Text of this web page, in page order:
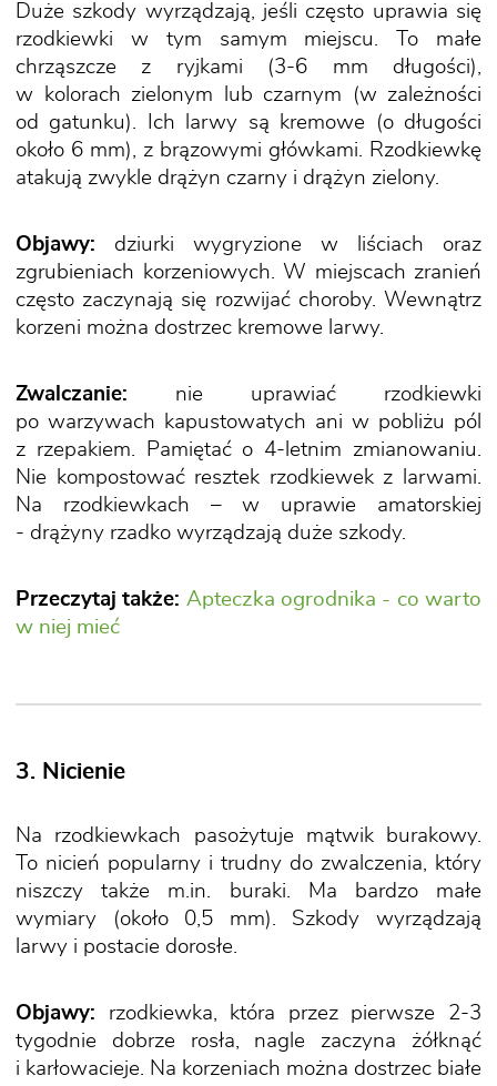
Duże szkody wyrządzają, jeśli często uprawia się
rzodkiewki w tym samym miejscu. To małe
chrząszcze z ryjkami (3-6 mm długości),
w kolorach zielonym lub czarnym (w zależności
od gatunku). Ich larwy są kremowe (o długości
około 6 mm), z brązowymi główkami. Rzodkiewkę
atakują zwykle drążyn czarny i drążyn zielony.
Objawy: dziurki wygryzione w liściach oraz
zgrubieniach korzeniowych. W miejscach zranień
często zaczynają się rozwijać choroby. Wewnątrz
korzeni można dostrzec kremowe larwy.
Zwalczanie: nie uprawiać rzodkiewki
po warzywach kapustowatych ani w pobliżu pól
z rzepakiem. Pamiętać o 4-letnim zmianowaniu.
Nie kompostować resztek rzodkiewek z larwami.
Na rzodkiewkach – w uprawie amatorskiej
- drążyny rzadko wyrządzają duże szkody.
Przeczytaj także: Apteczka ogrodnika - co warto
w niej mieć
3. Nicienie
Na rzodkiewkach pasożytuje mątwik burakowy.
To nicień popularny i trudny do zwalczenia, który
niszczy także m.in. buraki. Ma bardzo małe
wymiary (około 0,5 mm). Szkody wyrządzają
larwy i postacie dorosłe.
Objawy: rzodkiewka, która przez pierwsze 2-3
tygodnie dobrze rosła, nagle zaczyna żółknąć
i karłowacieje. Na korzeniach można dostrzec białe